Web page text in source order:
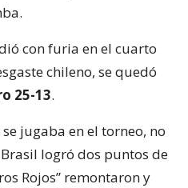
con furia en el cuarto
chileno, se quedó
25-13.
jugaba en el torneo, no
logró dos puntos de
Rojos” remontaron y